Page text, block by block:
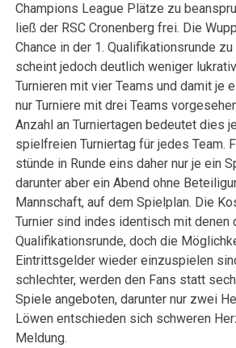
Champions League Plätze zu
ließ der RSC Cronenberg frei. Die
Chance in der 1. Qualifikationsrunde
scheint jedoch deutlich weniger
Turnieren mit vier Teams und damit je
nur Turniere mit drei Teams
Anzahl an Turniertagen bedeutet dies
spielfreien Turniertag für jedes Team.
stünde in Runde eins daher nur je ein
darunter aber ein Abend ohne
Mannschaft, auf dem Spielplan. Die
Turnier sind indes identisch mit denen
Qualifikationsrunde, doch die
Eintrittsgelder wieder einzuspielen
schlechter, werden den Fans statt
Spiele angeboten, darunter nur zwei
Löwen entschieden sich schweren
Meldung.